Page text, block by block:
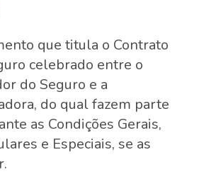
que titula o Contrato
celebrado entre o
do Seguro e a
do qual fazem parte
as Condições Gerais,
e Especiais, se as